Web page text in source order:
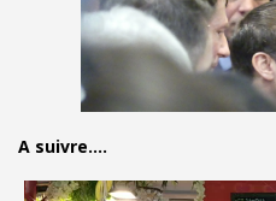
A suivre....